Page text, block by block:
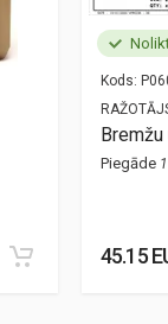
Kods:
Piegāde
45.15